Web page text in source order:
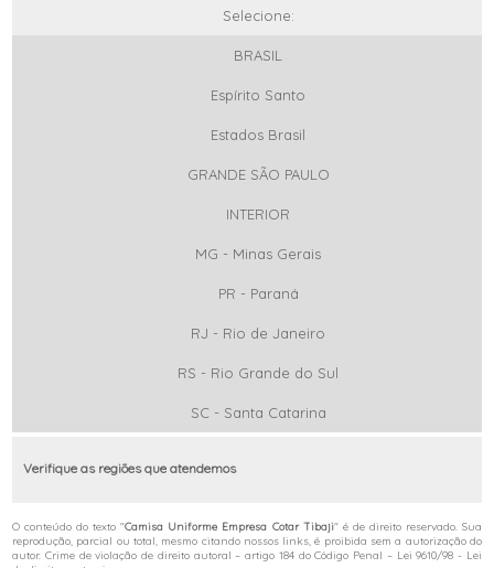
Selecione:
BRASIL
Espírito Santo
Estados Brasil
GRANDE SÃO PAULO
INTERIOR
MG - Minas Gerais
PR - Paraná
RJ - Rio de Janeiro
RS - Rio Grande do Sul
SC - Santa Catarina
Verifique as regiões que atendemos
O conteúdo do texto "Camisa Uniforme Empresa Cotar Tibaji" é de direito reservado. Sua
reprodução, parcial ou total, mesmo citando nossos links, é proibida sem a autorização do
autor. Crime de violação de direito autoral – artigo 184 do Código Penal – Lei 9610/98 - Lei